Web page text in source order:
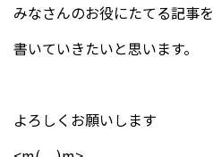
みなさんのお役にたてる記事を
書いていきたいと思います。
よろしくお願いします